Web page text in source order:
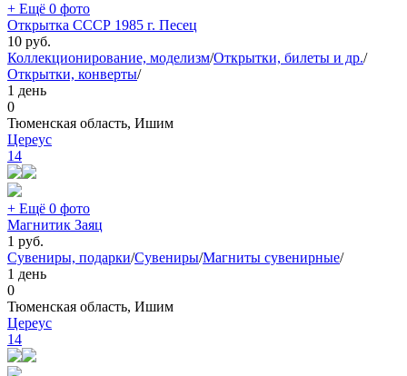
+ Ещё 0 фото
Открытка СССР 1985 г. Песец
10 руб.
Коллекционирование, моделизм/Открытки, билеты и др./
Открытки, конверты/
1 день
0
Тюменская область, Ишим
Цереус
14
+ Ещё 0 фото
Магнитик Заяц
1 руб.
Сувениры, подарки/Сувениры/Магниты сувенирные/
1 день
0
Тюменская область, Ишим
Цереус
14